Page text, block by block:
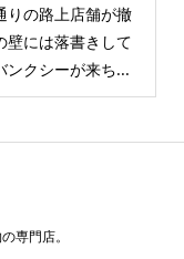
りの路上店舗が撤
壁には落書きして
ンクシーが来ち...
専門店。